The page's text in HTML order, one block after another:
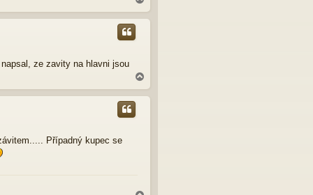
a
h
ze zavity na hlavni jsou
a
h
Případný kupec se